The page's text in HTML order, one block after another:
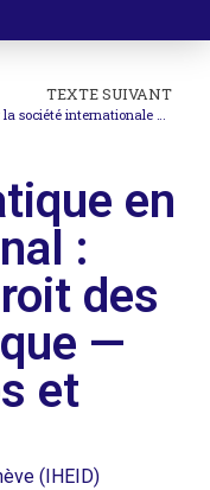
TEXTE SUIVANT
en
:
des
—
et
(IHEID)